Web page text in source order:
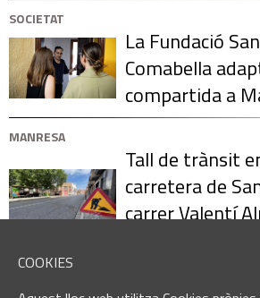
COOKIES
SOCIETAT
La Fundació
Comabella
compartida a
MANRESA
Tall de trànsit
carretera de
carrer Valentí